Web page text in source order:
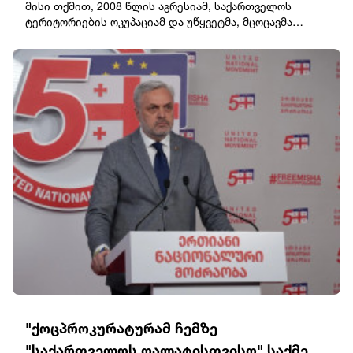
მისი თქმით, 2008 წლის აგრესიამ, საქართველოს
ტერიტორიების ოკუპაციამ და უწყვეტმა, მცოცავმა
უკრაინის წინააღმდეგ."უკრაინა მტკიცედ უჭერს მხარს
საქართველოს სუვერენიტეტსა და ტერიტორიულ
მთლიანობას საერთაშორისოდ აღიარებულ
საზღვრებში. ჩვენ არასოდეს შევეგუებით
საქართველოსა და უკრაინის ტერიტორიების რუსეთის
მიერ უკანონო ოკუპაციას და არც „რუსულ სამყაროს“,
რომელსაც ყველგან, სადაც კი ჩნდება, მხოლოდ
ნგრევა, სიღარიბე და ადამიანის უფლებების დარღვევა
მოაქვს.მოვუწოდებთ საერთაშორისო საზოგადოებას,
გაზარდოს ზეწოლა მოსკოვზე, უზრუნველყოს მკაცრი
სანქციების აღსრულება და რუსეთის მიერ ჩადენილი
დანაშაულებისთვის სრული პასუხისმგებლობის
დაკისრება. ევროპაში ხანგრძლივი მშვიდობა მოითხოვს
რუსეთის ჯარების სრულ გაყვანას და საერთაშორისო
სამართლის სრულ აღდგენას“, – აღნიშნავს სიბიგა.
"ქოცპროკურატურამ ჩემზე